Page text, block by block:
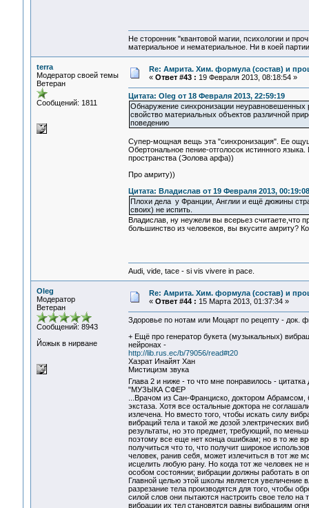
Не сторонник "квантовой магии, психологии и
материальное и нематериальное. Ни в коей
terra
Модератор своей темы
Ветеран
Сообщений: 1811
Re: Амрита. Хим. формула (состав) и
« Ответ #43 : 19 Февраля 2013, 08:18:54 »
Цитата: Oleg от 18 Февраля 2013, 22:59:19
Обнаружение синхронизации неуравновешенных
свойство материальных объектов различной
поведению
Супер-мощная вещь эта "синхронизация". Ее
Обертональное пение-отголосок истинного
пространства (Эолова арфа))
Про амриту))
Цитата: Владислав от 19 Февраля 2013, 00:19:08
Плохи дела у Франции, Англии и ещё дюжины
своих) не испить.
Владислав, ну неужели вы всерьез считаете,что
большинство из человеков, вы вкусите амриту?
Audi, vide, tace - si vis vivere in pace.
Oleg
Модератор
Ветеран
Сообщений: 8943
Йожык в нирване
Re: Амрита. Хим. формула (состав) и
« Ответ #44 : 15 Марта 2013, 01:37:34 »
Здоровье по нотам или Моцарт по рецепту - док.
+ Ещё про генератор букета (музыкальных)
нейронах -
http://lib.rus.ec/b/79056/read#t20
Хазрат Инайят Хан
Мистицизм звука
Глава 2 и ниже - то что мне понравилось -
"МУЗЫКА СФЕР
...Врачом из Сан-Франциско, доктором
экстаза. Хотя все остальные доктора не
излечена. Но вместо того, чтобы искать силу
вибраций тела и такой же дозой электрических
результаты, но это предмет, требующий, по
поэтому все еще нет конца ошибкам; но в то же
получиться что то, что получит широкое
человек, ранив себя, может излечиться в тот же
исцелить любую рану. Но когда тот же человек не
особом состоянии; вибрации должны работать в
Главной целью этой школы является увеличение
разрезание тела производятся для того, чтобы
силой слов они пытаются настроить свое тело на
вибрации их тел становятся равны вибрациям